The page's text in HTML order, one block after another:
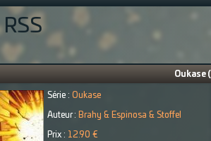
Oukase
Série : Oukase
Auteur : Brahy & Espinosa & Stoffel
Prix : 12.90 €